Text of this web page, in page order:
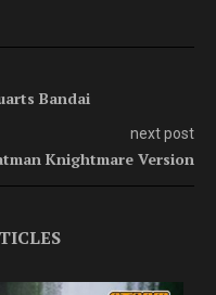
Bandai
next post
Knightmare Version